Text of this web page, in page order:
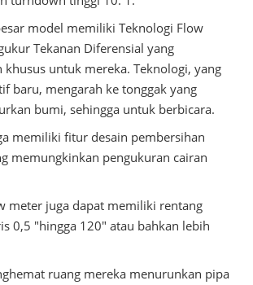
model memiliki Teknologi Flow
Tekanan Diferensial yang
khusus untuk mereka. Teknologi, yang
baru, mengarah ke tonggak yang
bumi, sehingga untuk berbicara.
memiliki fitur desain pembersihan
memungkinkan pengukuran cairan
meter juga dapat memiliki rentang
0,5 "hingga 120" atau bahkan lebih
ruang mereka menurunkan pipa